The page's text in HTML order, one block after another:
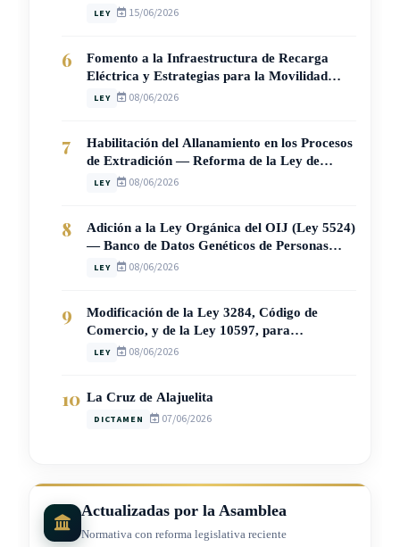
Vulnerabilidad en Costa Rica (Ley N° 10907)
LEY 15/06/2026
6
Fomento a la Infraestructura de Recarga
Eléctrica y Estrategias para la Movilidad
Sostenible en Costa Rica (Ley N° 10937)
LEY 08/06/2026
7
Habilitación del Allanamiento en los Procesos
de Extradición — Reforma de la Ley de
Extradición N° 4795 (Ley N° 10936)
LEY 08/06/2026
8
Adición a la Ley Orgánica del OIJ (Ley 5524)
— Banco de Datos Genéticos de Personas
Condenadas por Delitos Sexuales (Ley N°
LEY 08/06/2026
9
Modificación de la Ley 3284, Código de
Comercio, y de la Ley 10597, para
Garantizar el Registro Gratuito y Expedito
LEY 08/06/2026
10 La Cruz de Alajuelita
DICTAMEN 07/06/2026
Actualizadas por la Asamblea
Normativa con reforma legislativa reciente